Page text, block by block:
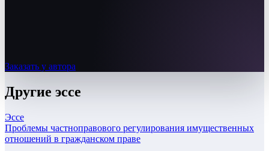
Заказать у автора
Другие эссе
Эссе
Проблемы частноправового регулирования имущественных
отношений в гражданском праве